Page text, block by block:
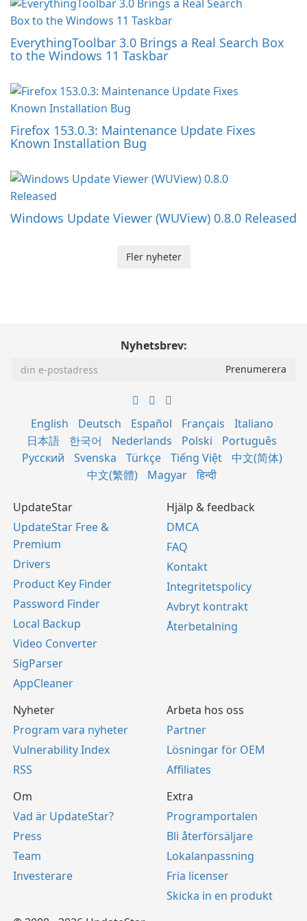
EverythingToolbar 3.0 Brings a Real Search Box
to the Windows 11 Taskbar
Firefox 153.0.3: Maintenance Update Fixes
Known Installation Bug
Windows Update Viewer (WUView) 0.8.0 Released
Fler nyheter
Nyhetsbrev:
English Deutsch Español Français
Italiano
日本語
한국어 Nederlands Polski
Português
Русский
Svenska Türkçe Tiếng Việt
中文(简体)
中文(繁體)
Magyar हिन्दी
UpdateStar
UpdateStar Free &
Premium
Drivers
Product Key Finder
Password Finder
Local Backup
Video Converter
SigParser
AppCleaner
Hjälp & feedback
DMCA
FAQ
Kontakt
Integritetspolicy
Avbryt kontrakt
Återbetalning
Nyheter
Program vara nyheter
Vulnerability Index
RSS
Arbeta hos oss
Partner
Lösningar för OEM
Affiliates
Om
Vad är UpdateStar?
Press
Team
Investerare
Extra
Programportalen
Bli återförsäljare
Lokalanpassning
Fria licenser
Skicka in en produkt